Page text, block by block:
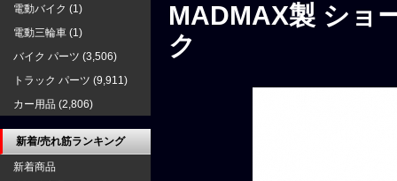
MADMAX製 ショ
ク
電動バイク (1)
電動三輪車 (1)
バイク パーツ (3,506)
トラック パーツ (9,911)
カー用品 (2,806)
新着/売れ筋ランキング
新着商品